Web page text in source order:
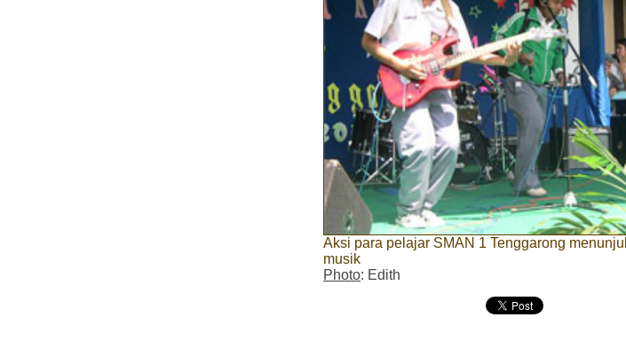
Aksi para pelajar SMAN 1 Tenggarong
musik
Photo: Edith